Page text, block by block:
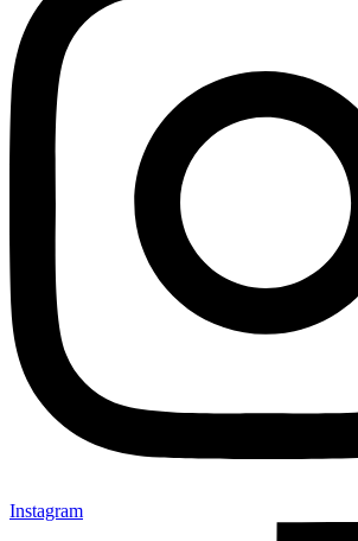
Instagram